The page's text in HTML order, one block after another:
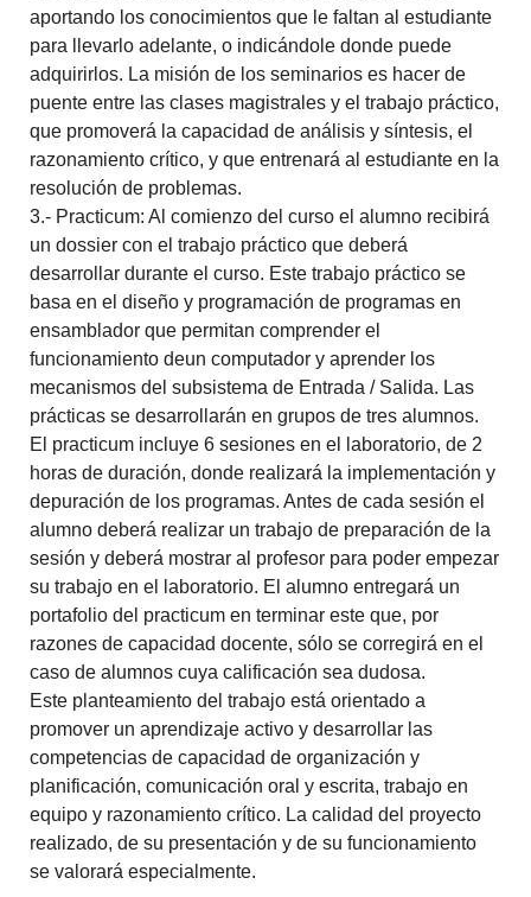
aportando los conocimientos que le faltan al estudiante
para llevarlo adelante, o indicándole donde puede
adquirirlos. La misión de los seminarios es hacer de
puente entre las clases magistrales y el trabajo práctico,
que promoverá la capacidad de análisis y síntesis, el
razonamiento crítico, y que entrenará al estudiante en la
resolución de problemas.
3.- Practicum: Al comienzo del curso el alumno recibirá
un dossier con el trabajo práctico que deberá
desarrollar durante el curso. Este trabajo práctico se
basa en el diseño y programación de programas en
ensamblador que permitan comprender el
funcionamiento deun computador y aprender los
mecanismos del subsistema de Entrada / Salida. Las
prácticas se desarrollarán en grupos de tres alumnos.
El practicum incluye 6 sesiones en el laboratorio, de 2
horas de duración, donde realizará la implementación y
depuración de los programas. Antes de cada sesión el
alumno deberá realizar un trabajo de preparación de la
sesión y deberá mostrar al profesor para poder empezar
su trabajo en el laboratorio. El alumno entregará un
portafolio del practicum en terminar este que, por
razones de capacidad docente, sólo se corregirá en el
caso de alumnos cuya calificación sea dudosa.
Este planteamiento del trabajo está orientado a
promover un aprendizaje activo y desarrollar las
competencias de capacidad de organización y
planificación, comunicación oral y escrita, trabajo en
equipo y razonamiento crítico. La calidad del proyecto
realizado, de su presentación y de su funcionamiento
se valorará especialmente.